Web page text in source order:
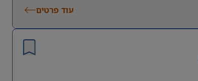
עוד פרטים